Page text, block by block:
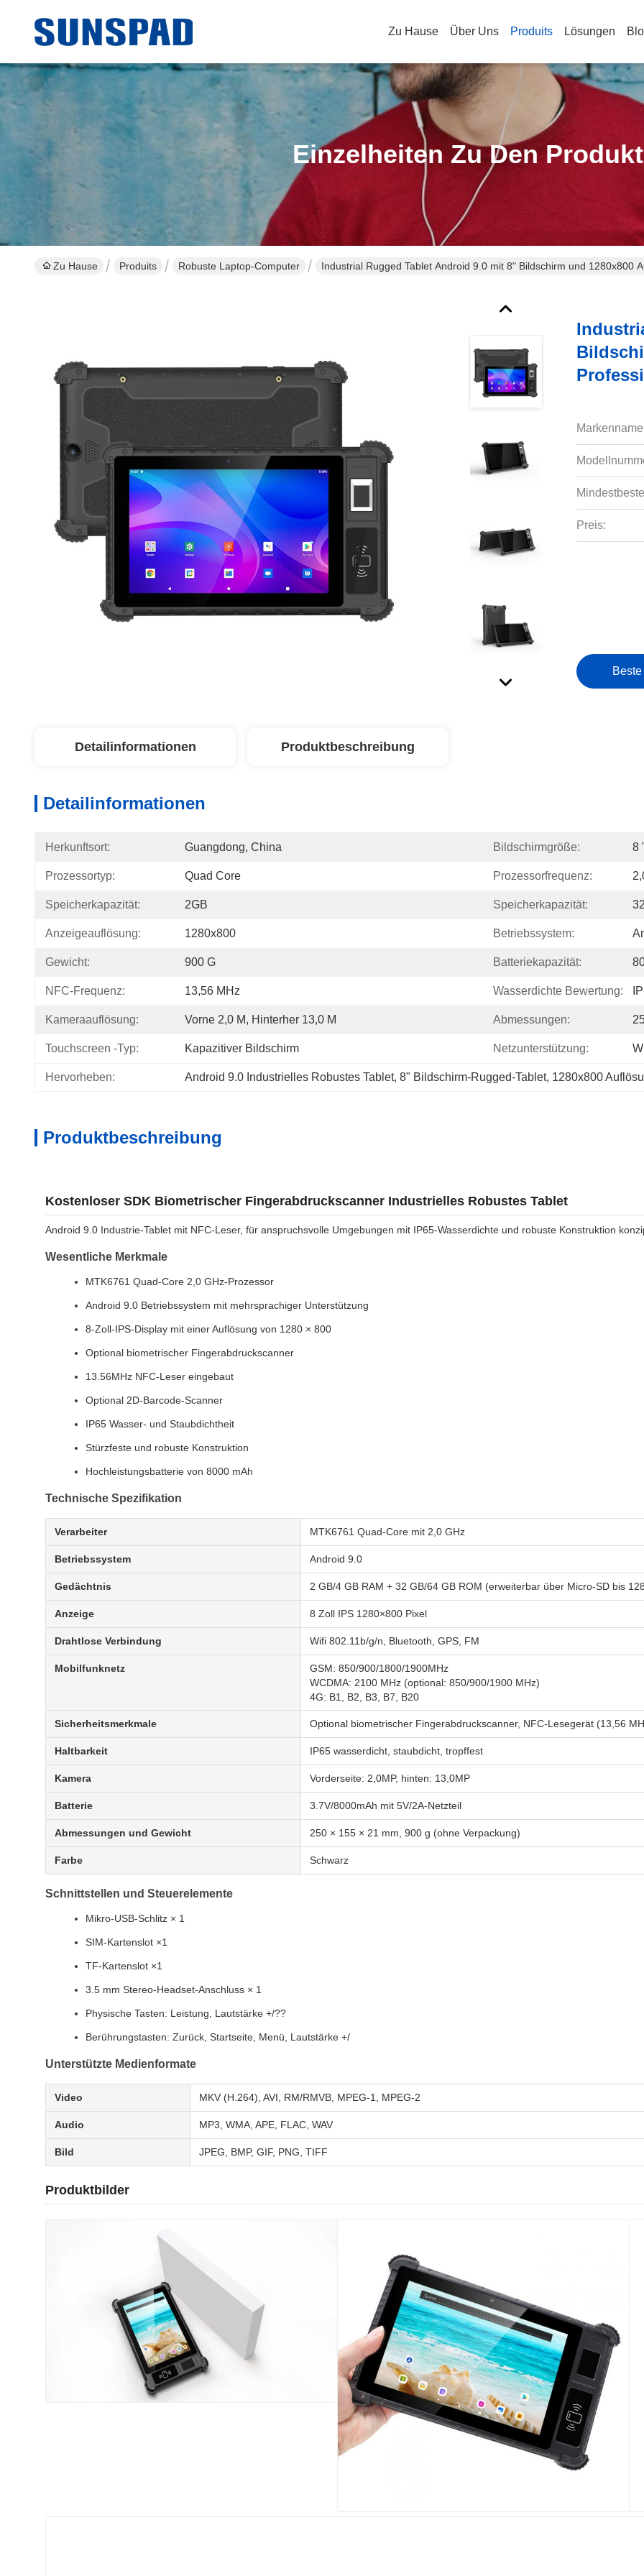
Zu Hause Über Uns Produits Lösungen
Einzelheiten Zu Den
Zu Hause Produits Robuste Laptop-Computer Industrial Rugged Tablet Android 9.0 mit 8" Bildschirm und 1280x800
Preis:
Detailinformationen Produktbeschreibung
Detailinformationen
Herkunftsort: Guangdong, China Bildschirmgröße: 8
Prozessortyp: Quad Core Prozessorfrequenz:
Speicherkapazität: 2GB Speicherkapazität:
Anzeigeauflösung: 1280x800 Betriebssystem:
Gewicht: 900 G Batteriekapazität:
NFC-Frequenz: 13,56 MHz Wasserdichte Bewertung:
Kameraauflösung: Vorne 2,0 M, Hinterher 13,0 M Abmessungen:
Touchscreen -Typ: Kapazitiver Bildschirm Netzunterstützung:
Hervorheben: Android 9.0 Industrielles Robustes Tablet, 8" Bildschirm-Rugged-Tablet, 1280x800
Produktbeschreibung
Kostenloser SDK Biometrischer Fingerabdruckscanner Industrielles Robustes Tablet
Android 9.0 Industrie-Tablet mit NFC-Leser, für anspruchsvolle Umgebungen mit IP65-Wasserdichte und robuste Konstruktion
Wesentliche Merkmale
MTK6761 Quad-Core 2,0 GHz-Prozessor
Android 9.0 Betriebssystem mit mehrsprachiger Unterstützung
8-Zoll-IPS-Display mit einer Auflösung von 1280 × 800
Optional biometrischer Fingerabdruckscanner
13.56MHz NFC-Leser eingebaut
Optional 2D-Barcode-Scanner
IP65 Wasser- und Staubdichtheit
Stürzfeste und robuste Konstruktion
Hochleistungsbatterie von 8000 mAh
Technische Spezifikation
Verarbeiter MTK6761 Quad-Core mit 2,0 GHz
Betriebssystem Android 9.0
Gedächtnis 2 GB/4 GB RAM + 32 GB/64 GB ROM (erweiterbar über Micro-SD bis
Anzeige 8 Zoll IPS 1280×800 Pixel
Drahtlose Verbindung Wifi 802.11b/g/n, Bluetooth, GPS, FM
Mobilfunknetz
GSM: 850/900/1800/1900MHz
WCDMA: 2100 MHz (optional: 850/900/1900 MHz)
4G: B1, B2, B3, B7, B20
Sicherheitsmerkmale Optional biometrischer Fingerabdruckscanner, NFC-Lesegerät (13,56
Haltbarkeit IP65 wasserdicht, staubdicht, tropffest
Kamera Vorderseite: 2,0MP, hinten: 13,0MP
Batterie 3.7V/8000mAh mit 5V/2A-Netzteil
Abmessungen und Gewicht 250 × 155 × 21 mm, 900 g (ohne Verpackung)
Farbe Schwarz
Schnittstellen und Steuerelemente
Mikro-USB-Schlitz × 1
SIM-Kartenslot ×1
TF-Kartenslot ×1
3.5 mm Stereo-Headset-Anschluss × 1
Physische Tasten: Leistung, Lautstärke +/??
Berührungstasten: Zurück, Startseite, Menü, Lautstärke +/
Unterstützte Medienformate
Video MKV (H.264), AVI, RM/RMVB, MPEG-1, MPEG-2
Audio MP3, WMA, APE, FLAC, WAV
Bild JPEG, BMP, GIF, PNG, TIFF
Produktbilder